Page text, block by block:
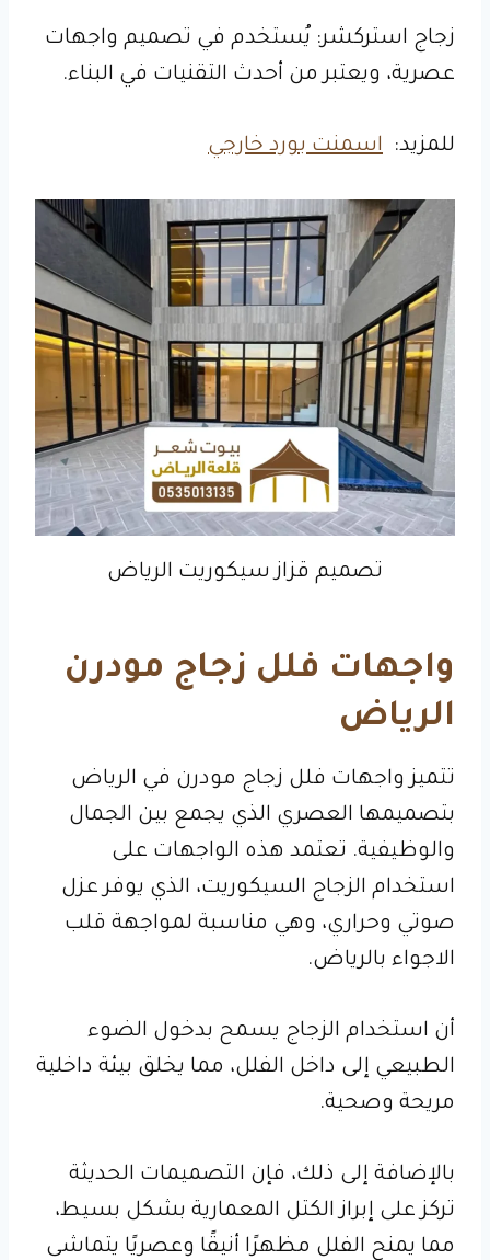
زجاج استركشر: يُستخدم في تصميم واجهات
عصرية، ويعتبر من أحدث التقنيات في البناء.
للمزيد: اسمنت بورد خارجي
تصميم قزاز سيكوريت الرياض
واجهات فلل زجاج مودرن
الرياض
تتميز واجهات فلل زجاج مودرن في الرياض
بتصميمها العصري الذي يجمع بين الجمال
والوظيفية. تعتمد هذه الواجهات على
استخدام الزجاج السيكوريت، الذي يوفر عزل
صوتي وحراري، وهي مناسبة لمواجهة قلب
الاجواء بالرياض.
أن استخدام الزجاج يسمح بدخول الضوء
الطبيعي إلى داخل الفلل، مما يخلق بيئة داخلية
مريحة وصحية.
بالإضافة إلى ذلك، فإن التصميمات الحديثة
تركز على إبراز الكتل المعمارية بشكل بسيط،
مما يمنح الفلل مظهرًا أنيقًا وعصريًا يتماشى